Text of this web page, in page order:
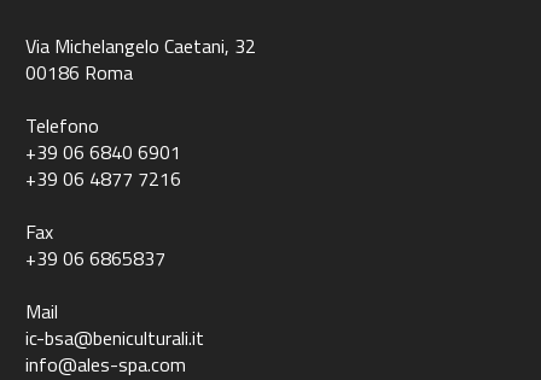
Via Michelangelo Caetani, 32
00186 Roma
Telefono
+39 06 6840 6901
+39 06 4877 7216
Fax
+39 06 6865837
Mail
ic-bsa@beniculturali.it
info@ales-spa.com